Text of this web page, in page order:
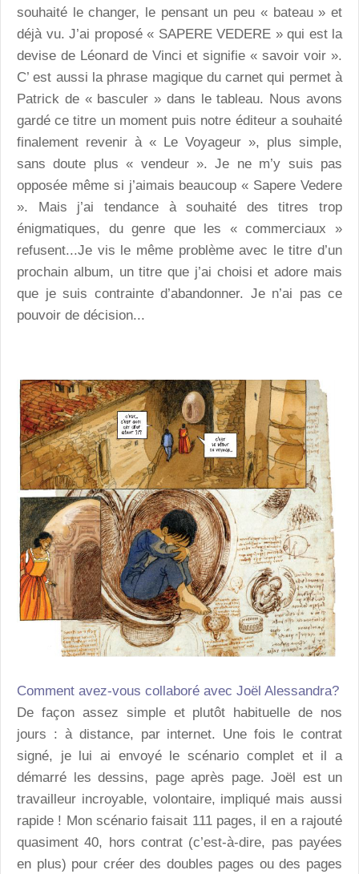
souhaité le changer, le pensant un peu « bateau » et
déjà vu. J’ai proposé « SAPERE VEDERE » qui est la
devise de Léonard de Vinci et signifie « savoir voir ».
C’ est aussi la phrase magique du carnet qui permet à
Patrick de « basculer » dans le tableau. Nous avons
gardé ce titre un moment puis notre éditeur a souhaité
finalement revenir à « Le Voyageur », plus simple,
sans doute plus « vendeur ». Je ne m’y suis pas
opposée même si j’aimais beaucoup « Sapere Vedere
». Mais j’ai tendance à souhaité des titres trop
énigmatiques, du genre que les « commerciaux »
refusent...Je vis le même problème avec le titre d’un
prochain album, un titre que j’ai choisi et adore mais
que je suis contrainte d’abandonner. Je n’ai pas ce
pouvoir de décision...
Comment avez-vous collaboré avec Joël Alessandra?
De façon assez simple et plutôt habituelle de nos
jours : à distance, par internet. Une fois le contrat
signé, je lui ai envoyé le scénario complet et il a
démarré les dessins, page après page. Joël est un
travailleur incroyable, volontaire, impliqué mais aussi
rapide ! Mon scénario faisait 111 pages, il en a rajouté
quasiment 40, hors contrat (c’est-à-dire, pas payées
en plus) pour créer des doubles pages ou des pages